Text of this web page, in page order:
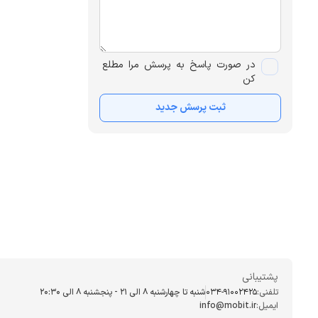
در صورت پاسخ به پرسش مرا مطلع
کن
ثبت پرسش جدید
پشتیبانی
تلفنی:034-91002425شنبه تا چهارشنبه ۸ الی ۲۱ - پنجشنبه 8 الی ۲۰:۳۰
ایمیل:info@mobit.ir